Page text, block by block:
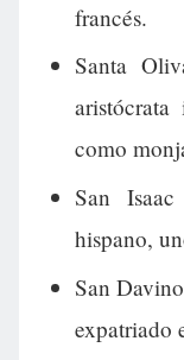
francés.
Santa
como
San
hispano,
San
expatriado